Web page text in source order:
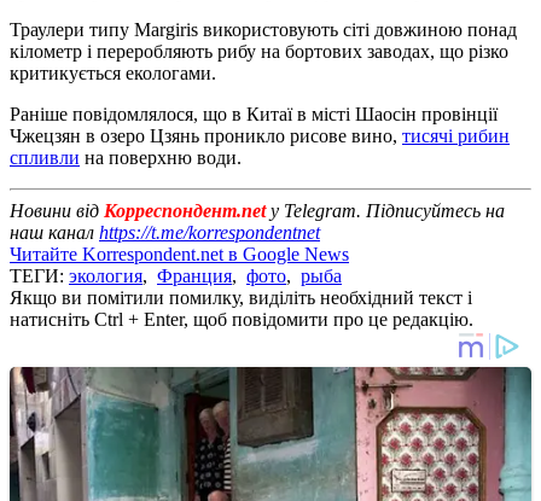
Траулери типу Margiris використовують сіті довжиною понад
кілометр і переробляють рибу на бортових заводах, що різко
критикується екологами.
Раніше повідомлялося, що в Китаї в місті Шаосін провінції
Чжецзян в озеро Цзянь проникло рисове вино, тисячі рибин
спливли на поверхню води.
Новини від Корреспондент.netу Telegram. Підписуйтесь на
наш канал https://t.me/korrespondentnet
Читайте Korrespondent.net в Google News
ТЕГИ: экология, Франция, фото, рыба
Якщо ви помітили помилку, виділіть необхідний текст і
натисніть Ctrl + Enter, щоб повідомити про це редакцію.